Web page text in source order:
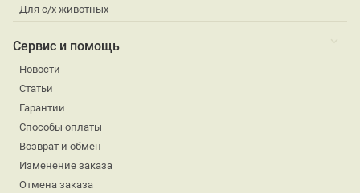
Для с/х животных
Сервис и помощь
Новости
Статьи
Гарантии
Способы оплаты
Возврат и обмен
Изменение заказа
Отмена заказа